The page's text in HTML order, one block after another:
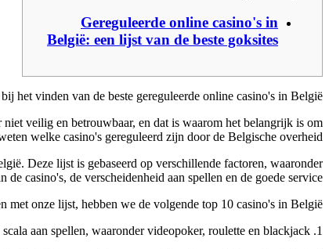
Gereguleerde online casino's in
België: een lijst van de beste goksites
het vinden van de beste gereguleerde online casino's in België.
veilig en betrouwbaar, en dat is waarom het belangrijk is om
welke casino's gereguleerd zijn door de Belgische overheid.
Deze lijst is gebaseerd op verschillende factoren, waaronder
casino's, de verscheidenheid aan spellen en de goede service.
met onze lijst, hebben we de volgende top 10 casino's in België:
1. Casino777 – Dit online casino is gereguleerd door de Belgische overheid en biedt een breed scala aan spellen, waaronder videopoker, roulette en blackjack.